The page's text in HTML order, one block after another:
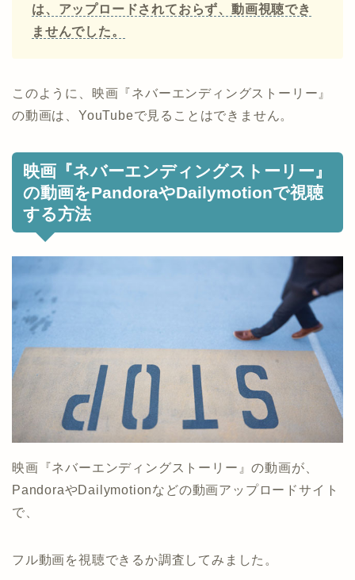
は、アップロードされておらず、動画視聴でき
ませんでした。
このように、映画『ネバーエンディングストーリー』
の動画は、YouTubeで見ることはできません。
映画『ネバーエンディングストーリー』
の動画をPandoraやDailymotionで視聴
する方法
映画『ネバーエンディングストーリー』の動画が、
PandoraやDailymotionなどの動画アップロードサイト
で、
フル動画を視聴できるか調査してみました。